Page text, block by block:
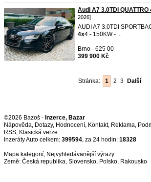
Audi A7 3.0TDI QUATTRO
2026]
AUDI A7 3.0TDI
4x4 - 150KW - ...
Brno - 625 00
399 900 Kč
Stránka: 1 2 3 Další
©2026 Bazoš - Inzerce, Bazar
Nápověda, Dotazy, Hodnocení, Kontakt, Reklama,
RSS,
Inzeráty Auto celkem: 399594, za 24 hodin: 18328
Mapa kategorií, Nejvyhledávanější výrazy
Země: Česká republika, Slovensko, Polsko, Rakousko